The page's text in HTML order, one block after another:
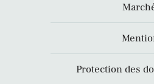
Protection des